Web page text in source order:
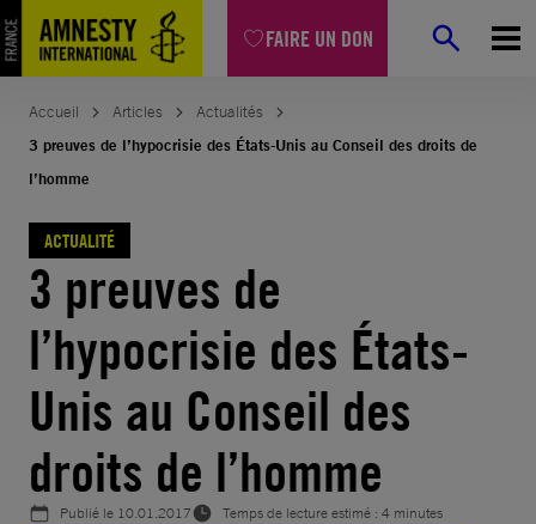
FAIRE UN DON
Aller
au
contenu
Accueil Articles
Actualités
3 preuves de l’hypocrisie des États-Unis au Conseil des droits de
l’homme
ACTUALITÉ
3 preuves de
l’hypocrisie des États-
Unis au Conseil des
droits de l’homme
Publié le 10.01.2017
Temps de lecture estimé : 4 minutes